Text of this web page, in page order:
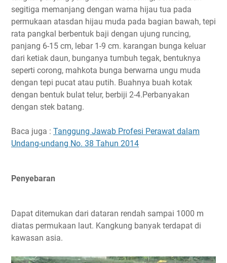
segitiga memanjang dengan warna hijau tua pada
permukaan atasdan hijau muda pada bagian bawah, tepi
rata pangkal berbentuk baji dengan ujung runcing,
panjang 6-15 cm, lebar 1-9 cm. karangan bunga keluar
dari ketiak daun, bunganya tumbuh tegak, bentuknya
seperti corong, mahkota bunga berwarna ungu muda
dengan tepi pucat atau putih. Buahnya buah kotak
dengan bentuk bulat telur, berbiji 2-4.Perbanyakan
dengan stek batang.
Baca juga : Tanggung Jawab Profesi Perawat dalam
Undang-undang No. 38 Tahun 2014
Penyebaran
Dapat ditemukan dari dataran rendah sampai 1000 m
diatas permukaan laut. Kangkung banyak terdapat di
kawasan asia.